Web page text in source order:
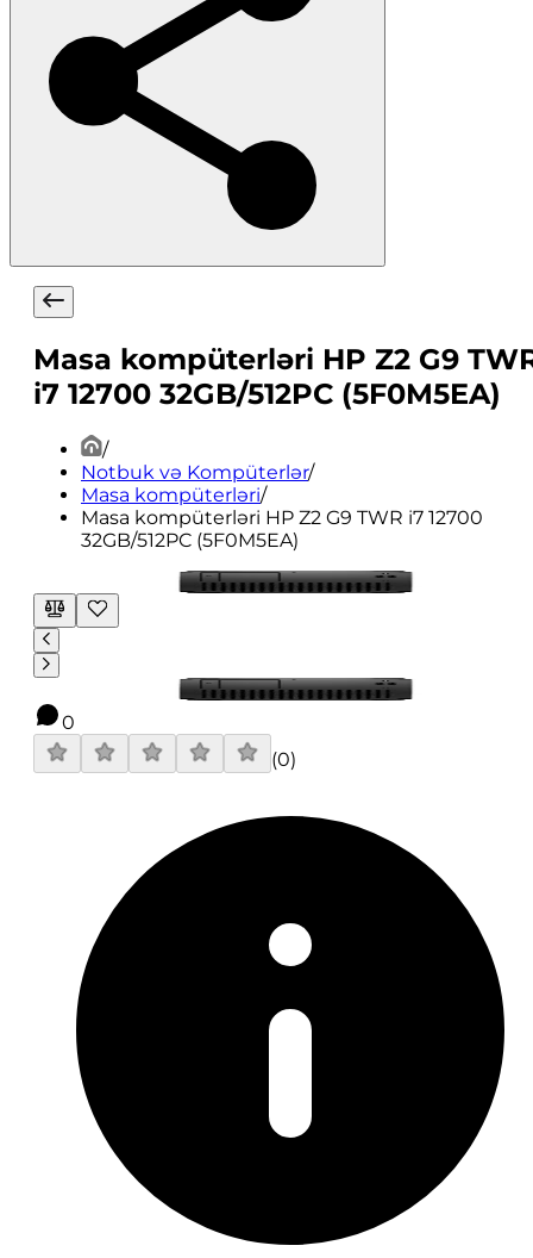
Masa kompüterləri HP Z2 G9
i7 12700 32GB/512PC (5F0M5EA)
/
Notbuk və Kompüterlər/
Masa kompüterləri/
Masa kompüterləri HP Z2 G9 TWR i7 12700
32GB/512PC (5F0M5EA)
0
(0)